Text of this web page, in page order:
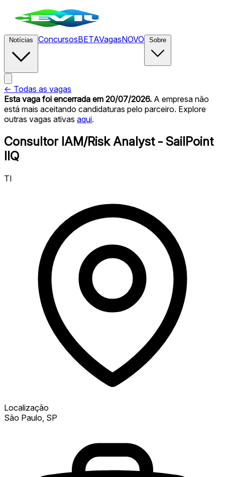
ConcursosBETAVagasNOVO
← Todas as vagas
Esta vaga foi encerrada em 20/07/2026. A empresa não
está mais aceitando candidaturas pelo parceiro. Explore
outras vagas ativas aqui.
Consultor IAM/Risk Analyst - SailPoint
IIQ
TI
Localização
São Paulo, SP